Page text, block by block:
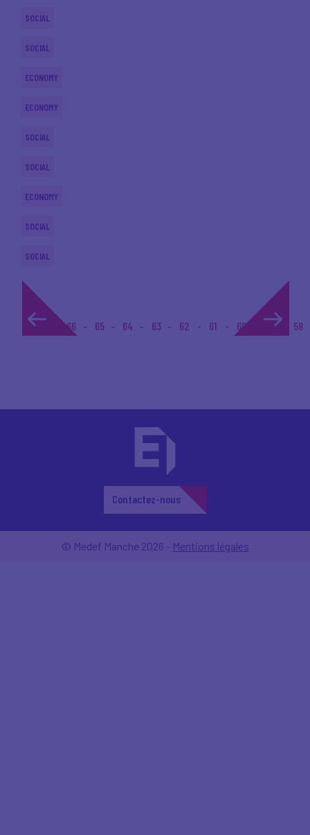
SOCIAL
SOCIAL
ECONOMY
ECONOMY
SOCIAL
SOCIAL
ECONOMY
SOCIAL
SOCIAL
1... 66 65 64 63 62 61 60 59 58
Contactez-nous
© Medef Manche 2026 - Mentions légales